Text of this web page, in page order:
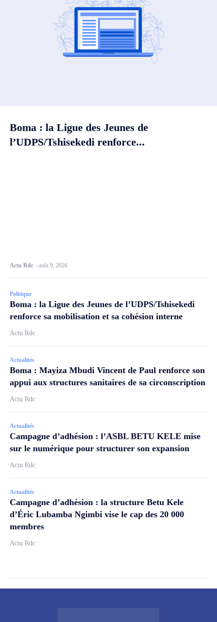
Boma : la Ligue des Jeunes de
l’UDPS/Tshisekedi renforce...
Actu Rdc -août 9, 2026
Politique
Boma : la Ligue des Jeunes de l’UDPS/Tshisekedi
renforce sa mobilisation et sa cohésion interne
Actu Rdc
Actualités
Boma : Mayiza Mbudi Vincent de Paul renforce son
appui aux structures sanitaires de sa circonscription
Actu Rdc
Actualités
Campagne d’adhésion : l’ASBL BETU KELE mise
sur le numérique pour structurer son expansion
Actu Rdc
Actualités
Campagne d’adhésion : la structure Betu Kele
d’Éric Lubamba Ngimbi vise le cap des 20 000
membres
Actu Rdc